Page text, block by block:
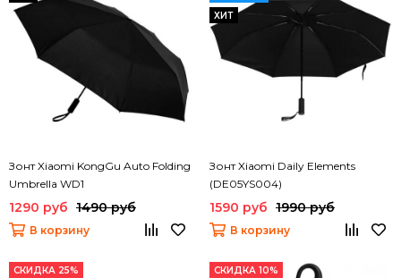
Зонт Xiaomi KongGu Auto Folding
Umbrella WD1
1290 руб 1490 руб
В корзину
ХИТ
Зонт Xiaomi Daily Elements
(DE05YS004)
1590 руб 1990 руб
В корзину
СКИДКА 25%
СКИДКА 10%